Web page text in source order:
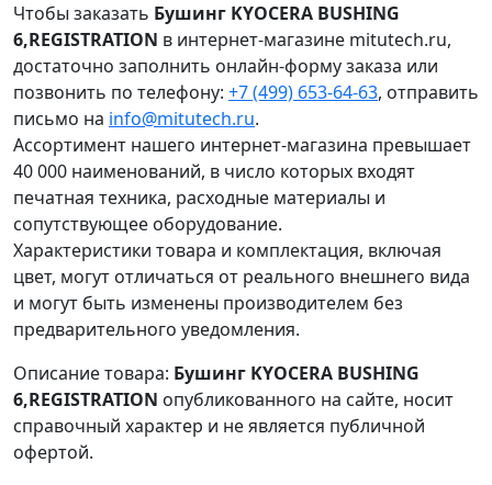
Чтобы заказать Бушинг KYOCERA BUSHING
6,REGISTRATION в интернет-магазине mitutech.ru,
достаточно заполнить онлайн-форму заказа или
позвонить по телефону: +7 (499) 653-64-63, отправить
письмо на info@mitutech.ru.
Ассортимент нашего интернет-магазина превышает
40 000 наименований, в число которых входят
печатная техника, расходные материалы и
сопутствующее оборудование.
Характеристики товара и комплектация, включая
цвет, могут отличаться от реального внешнего вида
и могут быть изменены производителем без
предварительного уведомления.
Описание товара: Бушинг KYOCERA BUSHING
6,REGISTRATION опубликованного на сайте, носит
справочный характер и не является публичной
офертой.